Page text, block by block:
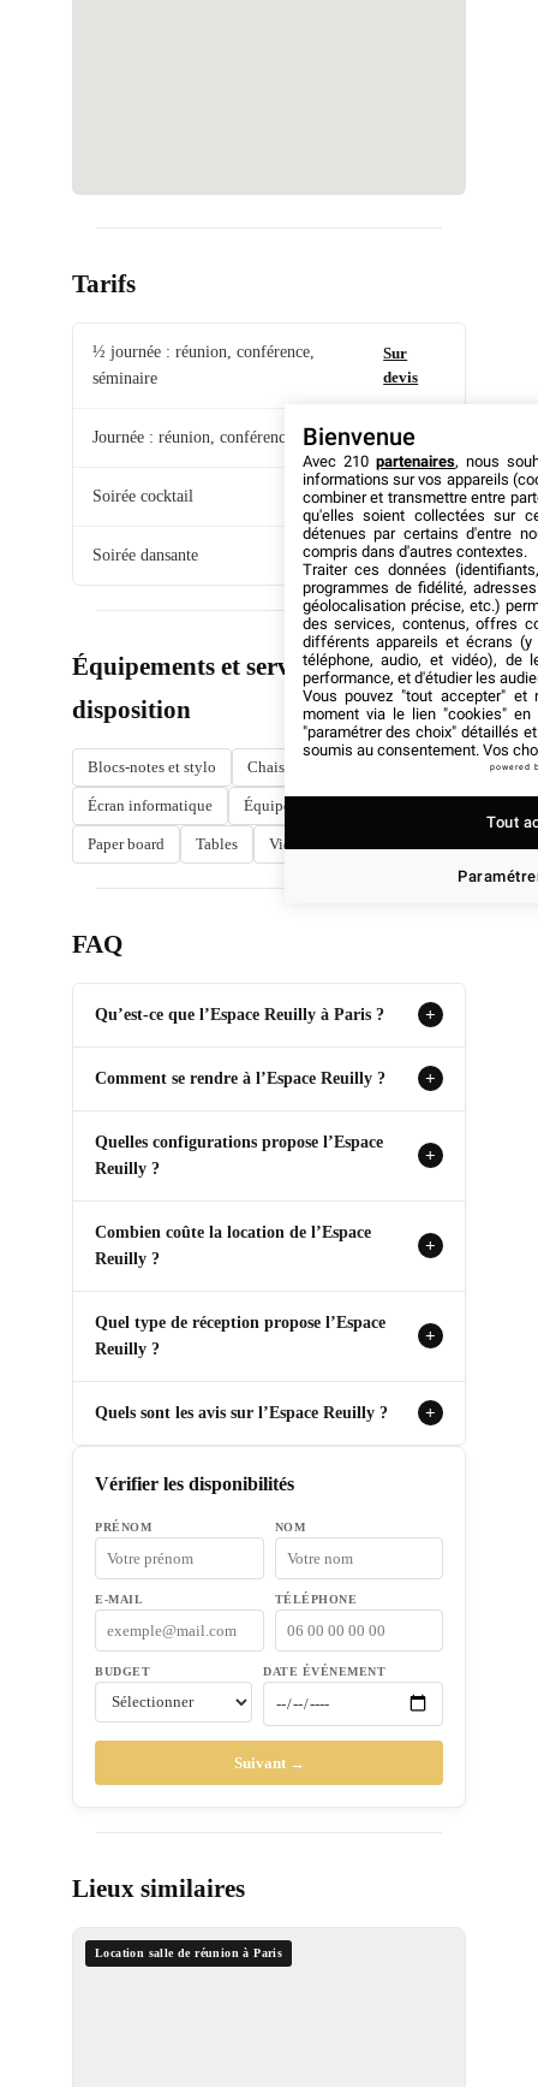
Tarifs
½ journée : réunion, conférence,
séminaire
Sur
devis
Journée : réunion, conférence, séminaire Sur devis
Soirée cocktail Sur devis
Soirée dansante Sur devis
Équipements et services à
disposition
Blocs-notes et stylo Chaises
Écran informatique Équipement son
Paper board Tables Vidéoprojecteur
FAQ
Qu’est-ce que l’Espace Reuilly à Paris ? +
Comment se rendre à l’Espace Reuilly ? +
Quelles configurations propose l’Espace
Reuilly ?
+
Combien coûte la location de l’Espace
Reuilly ?
+
Quel type de réception propose l’Espace
Reuilly ?
+
Quels sont les avis sur l’Espace Reuilly ? +
Vérifier les disponibilités
PRÉNOM NOM
E-MAIL TÉLÉPHONE
BUDGET DATE ÉVÉNEMENT
Suivant →
Lieux similaires
Location salle de réunion à Paris
Bienvenue
Avec 210 partenaires, nous
informations sur vos appareils
combiner et transmettre entre
qu'elles soient collectées sur
détenues par certains d'entre
compris dans d'autres contextes.
Traiter ces données
programmes de fidélité,
géolocalisation précise, etc.)
des services, contenus, offres
différents appareils et écrans (y
téléphone, audio, et vidéo), de
performance, et d'étudier les
Vous pouvez "tout accepter" et
moment via le lien "cookies" en
"paramétrer des choix" détaillés
soumis au consentement. Vos
powered
Tout